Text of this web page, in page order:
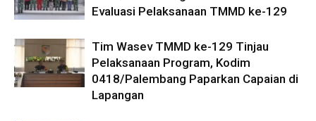
Evaluasi Pelaksanaan TMMD ke-129
Tim Wasev TMMD ke-129 Tinjau
Pelaksanaan Program, Kodim
0418/Palembang Paparkan Capaian di
Lapangan